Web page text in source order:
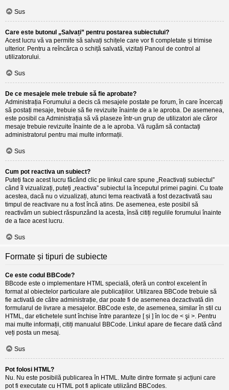
Sus
Care este butonul „Salvați” pentru postarea subiectului?
Acest lucru vă va permite să salvați schițele care vor fi completate și trimise
ulterior. Pentru a reîncărca o schiță salvată, vizitați Panoul de control al
utilizatorului.
Sus
De ce mesajele mele trebuie să fie aprobate?
Administrația Forumului a decis că mesajele postate pe forum, în care încercați
să postați mesaje, trebuie să fie revizuite înainte de a le aproba. De asemenea,
este posibil ca Administrația să vă plaseze într-un grup de utilizatori ale căror
mesaje trebuie revizuite înainte de a le aproba. Vă rugăm să contactați
administratorul pentru mai multe informații.
Sus
Cum pot reactiva un subiect?
Puteți face acest lucru făcând clic pe linkul care spune „Reactivați subiectul”
când îl vizualizați, puteți „reactiva” subiectul la începutul primei pagini. Cu toate
acestea, dacă nu o vizualizați, atunci tema reactivată a fost dezactivată sau
timpul de reactivare nu a fost încă atins. De asemenea, este posibil să
reactivăm un subiect răspunzând la acesta, însă citiți regulile forumului înainte
de a face acest lucru.
Sus
Formate și tipuri de subiecte
Ce este codul BBCode?
BBcode este o implementare HTML specială, oferă un control excelent în
format al obiectelor particulare ale publicațiilor. Utilizarea BBCode trebuie să
fie activată de către administrație, dar poate fi de asemenea dezactivată din
formularul de livrare a mesajelor. BBCode este, de asemenea, similar în stil cu
HTML, dar etichetele sunt închise între paranteze [ și ] în loc de < şi >. Pentru
mai multe informații, citiți manualul BBCode. Linkul apare de fiecare dată când
veți posta un mesaj.
Sus
Pot folosi HTML?
Nu. Nu este posibilă publicarea în HTML. Multe dintre formate și acțiuni care
pot fi executate cu HTML pot fi aplicate utilizând BBCodes.